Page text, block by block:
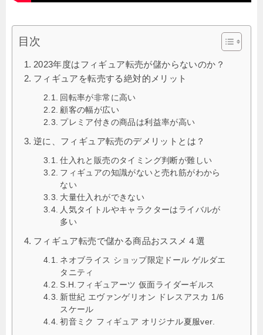
目次
2023年度はフィギュア転売が儲からないのか？
フィギュアを転売する絶対的メリット
回転率が非常に高い
顧客の幅が広い
プレミア付きの商品は利益率が高い
逆に、フィギュア転売のデメリットとは？
仕入れと販売のタイミング判断が難しい
フィギュアの知識がないと売れ筋がわから
ない
大量仕入れができない
人気タイトルやキャラクターはライバルが
多い
フィギュア転売で儲かる商品おススメ４選
ネオブライス ショップ限定ドール ゲルダエ
タニティ
S.H.フィギュアーツ 仮面ライダーギルス
新世紀 エヴァンゲリオン ドレスアスカ 1/6
スケール
初音ミク フィギュア オリジナル夏服ver.